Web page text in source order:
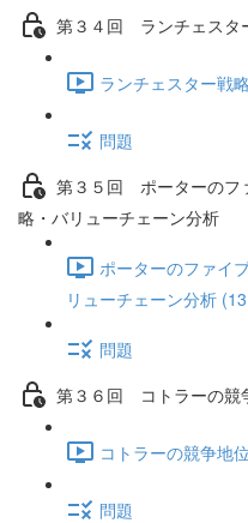
第３４回 ランチェスタ
ランチェスター戦
問題
第３５回 ポーターのフ
略・バリューチェーン分析
ポーターのファイ
リューチェーン分析
問題
第３６回 コトラーの競
コトラーの競争地
問題